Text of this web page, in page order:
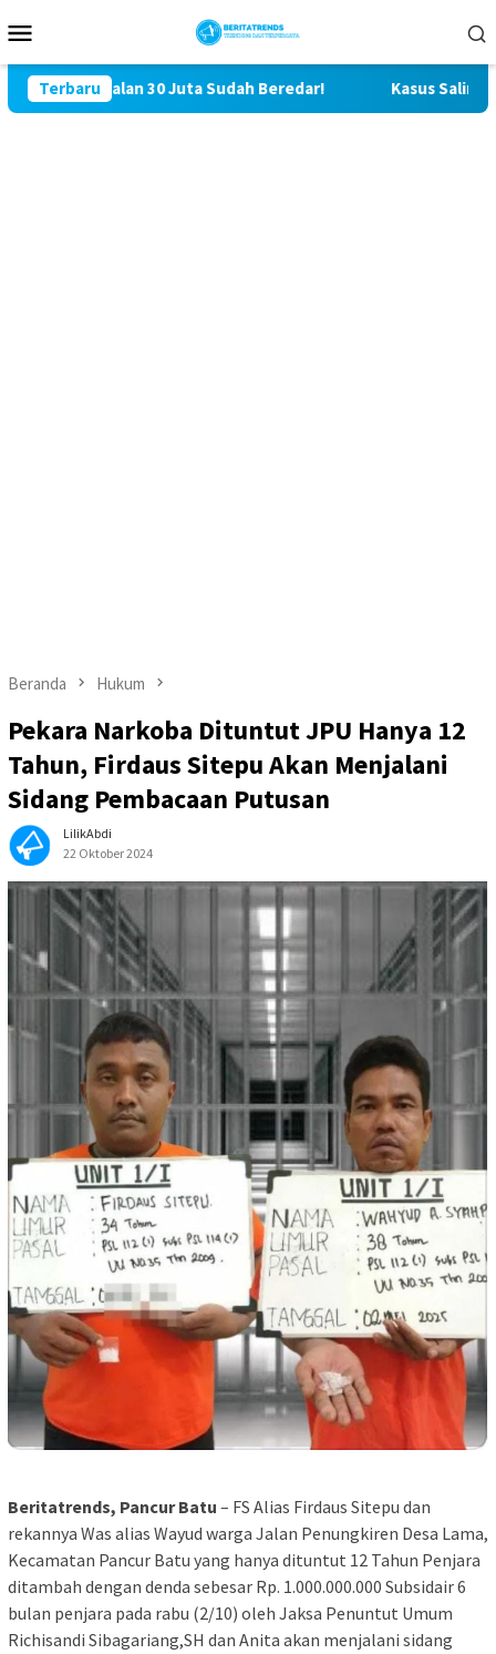
ke
Mobile
Terbaru
30 Juta Sudah Beredar! Kasus Saling Lapor Korban
Beranda Hukum
Pekara Narkoba Dituntut JPU Hanya 12
Tahun, Firdaus Sitepu Akan Menjalani
Sidang Pembacaan Putusan
LilikAbdi
22 Oktober 2024
Beritatrends, Pancur Batu – FS Alias Firdaus Sitepu dan
rekannya Was alias Wayud warga Jalan Penungkiren Desa Lama,
Kecamatan Pancur Batu yang hanya dituntut 12 Tahun Penjara
ditambah dengan denda sebesar Rp. 1.000.000.000 Subsidair 6
bulan penjara pada rabu (2/10) oleh Jaksa Penuntut Umum
Richisandi Sibagariang,SH dan Anita akan menjalani sidang